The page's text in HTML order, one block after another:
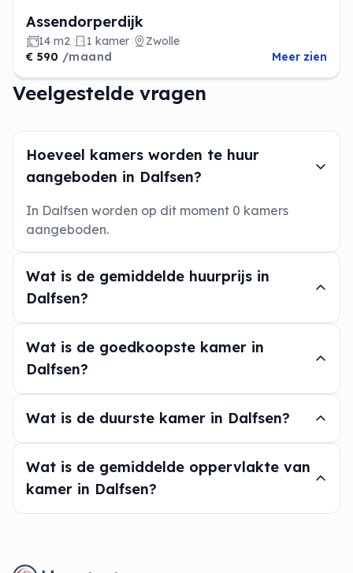
Assendorperdijk
14 m2 1 kamer
Zwolle
€ 590 /maand Meer zien
Veelgestelde vragen
Hoeveel kamers worden te huur
aangeboden in Dalfsen?
In Dalfsen worden op dit moment 0 kamers
aangeboden.
Wat is de gemiddelde huurprijs in
Dalfsen?
Wat is de goedkoopste kamer in
Dalfsen?
Wat is de duurste kamer in Dalfsen?
Wat is de gemiddelde oppervlakte van
kamer in Dalfsen?